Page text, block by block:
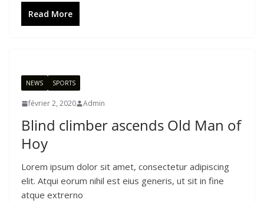
Read More
NEWS SPORTS
février 2, 2020 Admin
Blind climber ascends Old Man of
Hoy
Lorem ipsum dolor sit amet, consectetur adipiscing
elit. Atqui eorum nihil est eius generis, ut sit in fine
atque extrerno